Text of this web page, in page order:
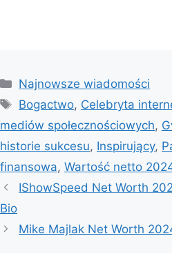
Categories
Najnowsze wiadomości
Tags
Bogactwo, Celebryta
mediów społecznościowych,
historie sukcesu, Inspirujący,
finansowa, Wartość netto
IShowSpeed Net Worth
Bio
Mike Majlak Net Worth